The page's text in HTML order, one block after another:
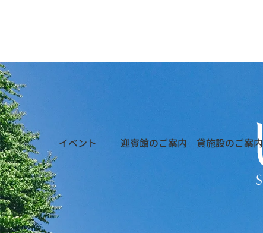
イベント 迎賓館のご案内 貸施設のご案内